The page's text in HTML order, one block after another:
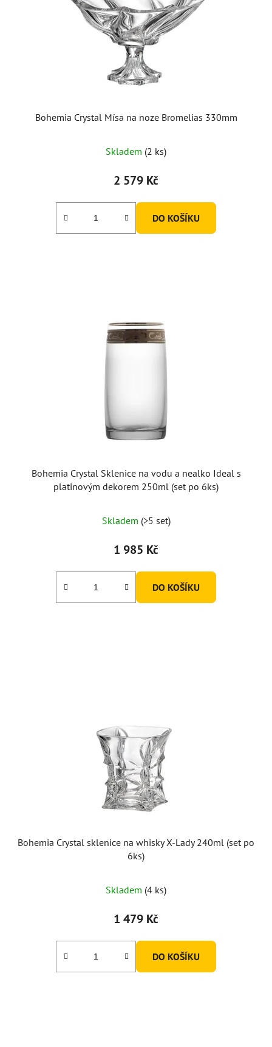
Bohemia Crystal Mísa na noze Bromelias 330mm
Skladem (2 ks)
2 579 Kč
DO KOŠÍKU
Bohemia Crystal Sklenice na vodu a nealko Ideal s
platinovým dekorem 250ml (set po 6ks)
Skladem (>5 set)
1 985 Kč
DO KOŠÍKU
Bohemia Crystal sklenice na whisky X-Lady 240ml (set po
6ks)
Skladem (4 ks)
1 479 Kč
DO KOŠÍKU